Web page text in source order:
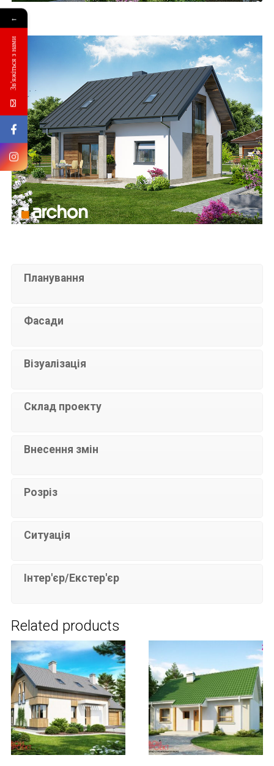
Планування
Фасади
Візуалізація
Склад проекту
Внесення змін
Розріз
Ситуація
Інтер'єр/Екстер'єр
Related products
←
Зв'яжіться з нами